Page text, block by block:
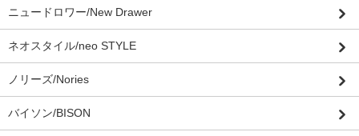
ニュードロワー/New Drawer
ネオスタイル/neo STYLE
ノリーズ/Nories
バイソン/BISON